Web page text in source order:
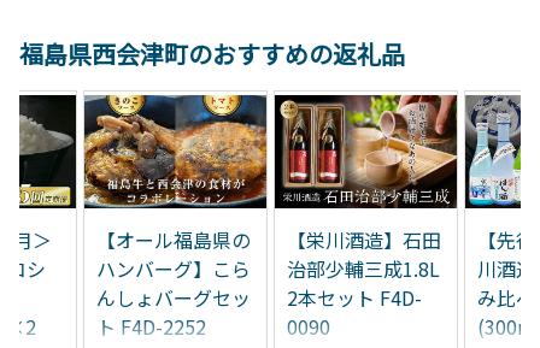
福島県西会津町のおすすめの返礼品
月＞
コシ
【オール福島県の
ハンバーグ】こら
んしょバーグセッ
ト F4D-2252
【栄川酒造】石田
治部少輔三成1.8L
2本セット F4D-
0090
【先
川酒
み比